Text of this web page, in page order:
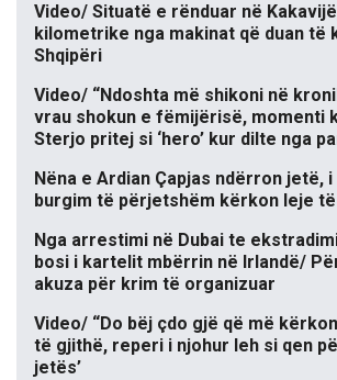
Video/ Situatë e rënduar në
kilometrike nga makinat që duan të
Shqipëri
Video/ “Ndoshta më shikoni në
vrau shokun e fëmijërisë, momenti
Sterjo pritej si ‘hero’ kur dilte nga
Nëna e Ardian Çapjas ndërron jetë,
burgim të përjetshëm kërkon leje
Nga arrestimi në Dubai te
bosi i kartelit mbërrin në Irlandë/
akuza për krim të organizuar
Video/ “Do bëj çdo gjë që më
të gjithë, reperi i njohur leh si qen
jetës’